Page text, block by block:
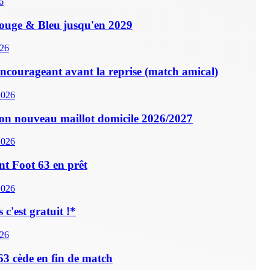
& Bleu jusqu'en 2029
avant la reprise (match amical)
nouveau maillot domicile 2026/2027
Foot 63 en prêt
c'est gratuit !*
cède en fin de match